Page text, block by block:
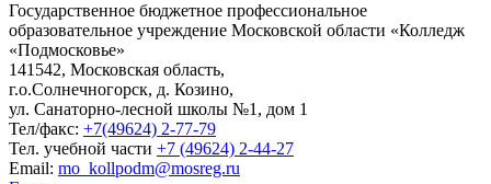
Государственное бюджетное профессиональное
образовательное учреждение Московской области «Колледж
«Подмосковье»
141542, Московская область,
г.о.Солнечногорск, д. Козино,
ул. Санаторно-лесной школы №1, дом 1
Тел/факс: +7(49624) 2-77-79
Тел. учебной части +7 (49624) 2-44-27
Email: mo_kollpodm@mosreg.ru